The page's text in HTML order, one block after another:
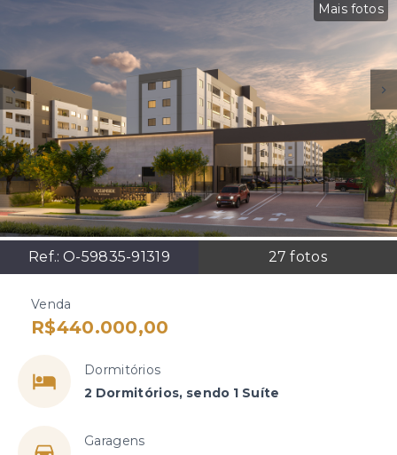
Mais fotos
Ref.:O-59835-91319 27 fotos
Venda
R$440.000,00
Dormitórios
2 Dormitórios, sendo 1 Suíte
Garagens